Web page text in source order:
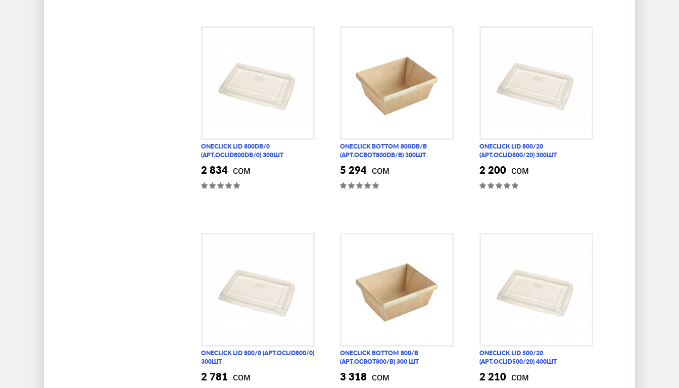
ONECLICK LID 800DB/0
(АРТ.OCLID800DB/0) 300ШТ
2 834сом
ONECLICK BOTTOM 800DB/B
(АРТ.OCBOT800DB/B) 300ШТ
5 294 сом
ONECLICK LID 800/20
(АРТ.OCLID800/20) 300ШТ
2 200 сом
ONECLICK LID 800/0 (АРТ.OCLID800/0)
300ШТ
2 781 сом
ONECLICK BOTTOM 800/B
(АРТ.OCBOT800/B) 300 ШТ
3 318 сом
ONECLICK LID 500/20
(АРТ.OCLID500/20) 400ШТ
2 210 сом